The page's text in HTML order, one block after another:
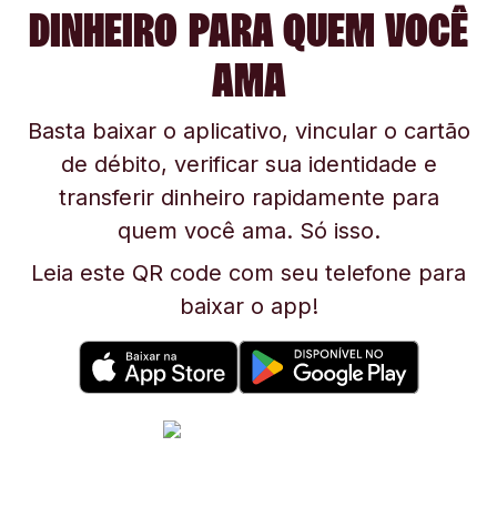
DINHEIRO PARA QUEM VOCÊ
AMA
Basta baixar o aplicativo, vincular o cartão
de débito, verificar sua identidade e
transferir dinheiro rapidamente para
quem você ama. Só isso.
Leia este QR code com seu telefone para
baixar o app!